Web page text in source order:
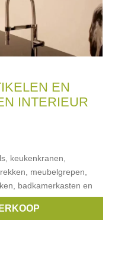
EN
INTERIEUR
keukenkranen,
meubelgrepen,
badkamerkasten en
,Neff